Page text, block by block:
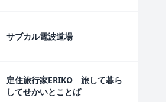
サブカル電波道場
定住旅行家ERIKO 旅して暮ら
してせかいとことば